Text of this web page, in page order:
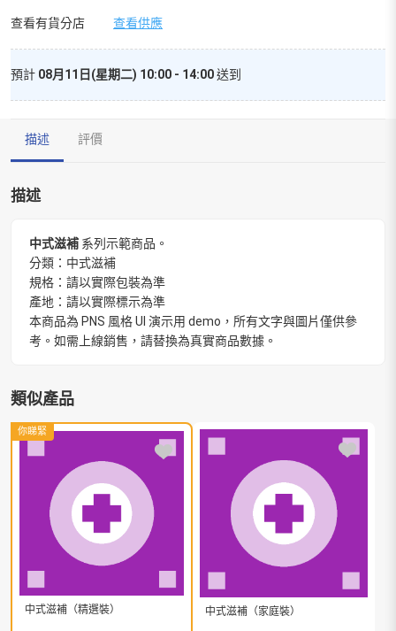
量
查看有貨分店 查看供應
預計 08月11日(星期二) 10:00 - 14:00送到
描述 評價
描述
中式滋補 系列示範商品。
分類：中式滋補
規格：請以實際包裝為準
產地：請以實際標示為準
本商品為 PNS 風格 UI 演示用 demo，所有文字與圖片僅供參
考。如需上線銷售，請替換為真實商品數據。
類似產品
你睇緊
中式滋補（精選裝） 中式滋補（家庭裝）